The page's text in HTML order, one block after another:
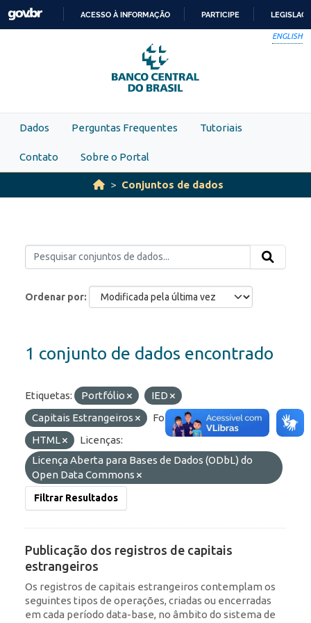
Skip to main content
PARA
O
CONTEÚDO
ACESSO À INFORMAÇÃO PARTICIPE
ENGLISH
Dados Perguntas Frequentes Tutoriais
Contato Sobre o Portal
Conjuntos de dados
Ordenar por
1 conjunto de dados encontrado
Etiquetas: Portfólio
IED
Capitais Estrangeiros
Formatos:
API
HTML
Licenças:
Licença Aberta para Bases de Dados (ODbL) do
Open Data Commons
Filtrar Resultados
Publicação dos registros de capitais
estrangeiros
Os registros de capitais estrangeiros contemplam os
seguintes tipos de operações, criadas ou encerradas
em cada período data-base, no âmbito do sistema de